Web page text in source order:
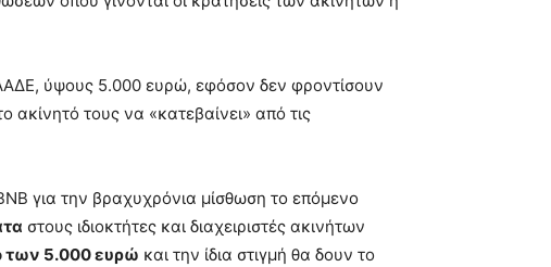
ύψους 5.000 ευρώ, εφόσον δεν φροντίσουν
τους να «κατεβαίνει» από τις
για την βραχυχρόνια μίσθωση το επόμενο
στους ιδιοκτήτες και διαχειριστές ακινήτων
των 5.000 ευρώ και την ίδια στιγμή θα δουν το